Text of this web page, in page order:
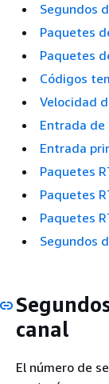
Segundos
Paquetes
Paquetes
Códigos
Velocidad
Entrada de
Entrada
Paquetes
Paquetes
Paquetes
Segundos
canal
El número de